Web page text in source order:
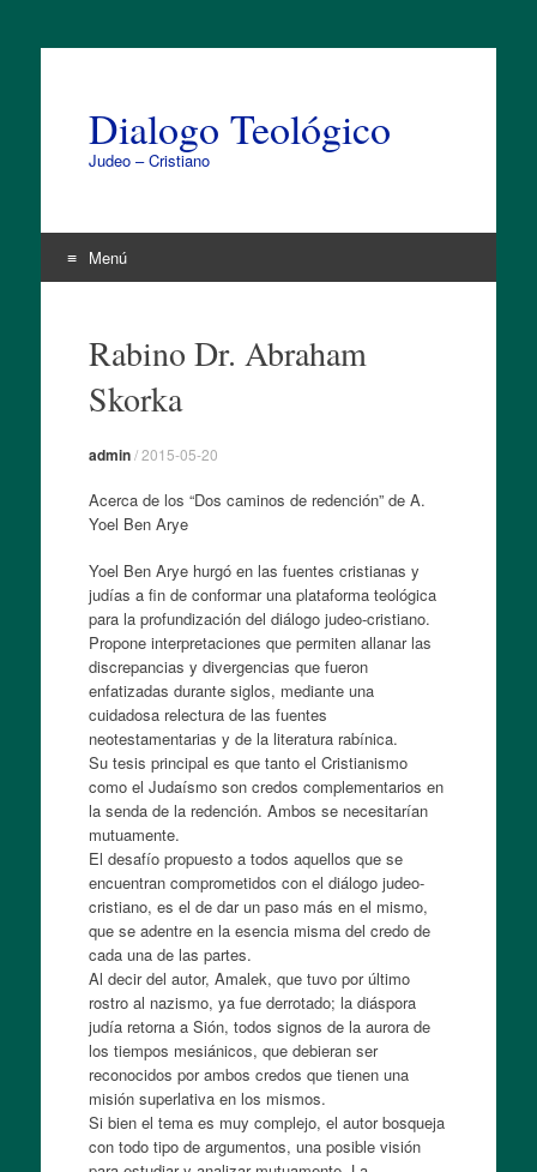
Dialogo Teológico
Judeo – Cristiano
Menú
contenidoRabino Dr. Abraham
Skorka
admin/2015-05-20
Acerca de los “Dos caminos de redención” de A.
Yoel Ben Arye
Yoel Ben Arye hurgó en las fuentes cristianas y
judías a fin de conformar una plataforma teológica
para la profundización del diálogo judeo-cristiano.
Propone interpretaciones que permiten allanar las
discrepancias y divergencias que fueron
enfatizadas durante siglos, mediante una
cuidadosa relectura de las fuentes
neotestamentarias y de la literatura rabínica.
Su tesis principal es que tanto el Cristianismo
como el Judaísmo son credos complementarios en
la senda de la redención. Ambos se necesitarían
mutuamente.
El desafío propuesto a todos aquellos que se
encuentran comprometidos con el diálogo judeo-
cristiano, es el de dar un paso más en el mismo,
que se adentre en la esencia misma del credo de
cada una de las partes.
Al decir del autor, Amalek, que tuvo por último
rostro al nazismo, ya fue derrotado; la diáspora
judía retorna a Sión, todos signos de la aurora de
los tiempos mesiánicos, que debieran ser
reconocidos por ambos credos que tienen una
misión superlativa en los mismos.
Si bien el tema es muy complejo, el autor bosqueja
con todo tipo de argumentos, una posible visión